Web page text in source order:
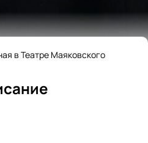
в Театре Маяковского